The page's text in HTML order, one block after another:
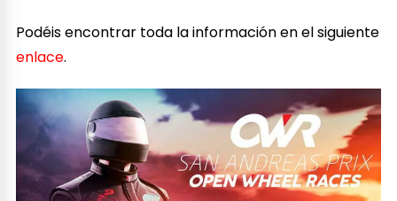
Podéis encontrar toda la información en el siguiente
enlace.